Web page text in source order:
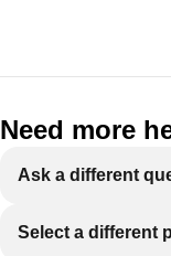
Need more
Ask a different
Select a different